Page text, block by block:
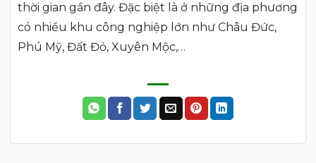
thời gian gần đây. Đặc biệt là ở những địa phương
có nhiều khu công nghiệp lớn như Châu Đức,
Phú Mỹ, Đất Đỏ, Xuyên Mộc,…